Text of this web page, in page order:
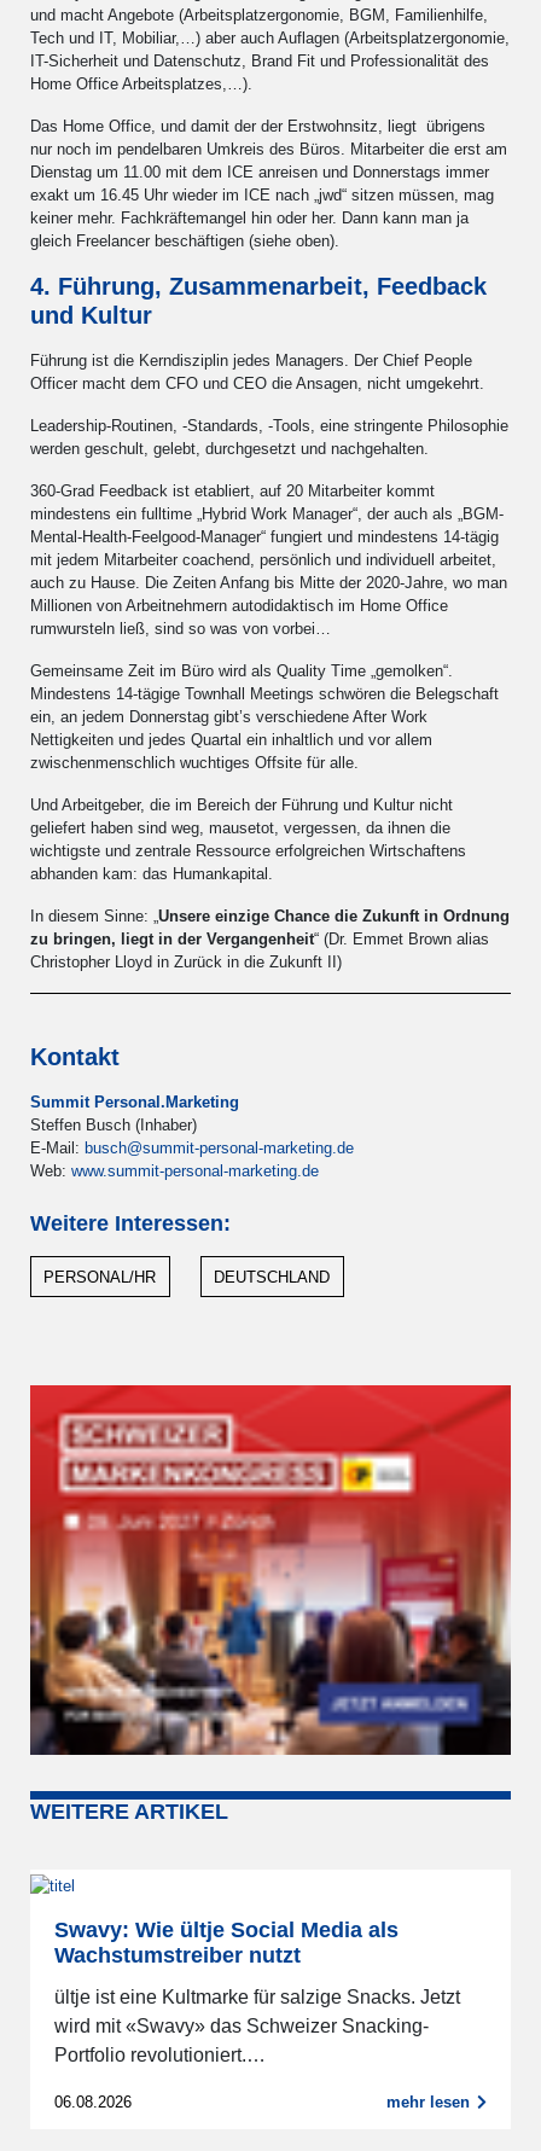
und macht Angebote (Arbeitsplatzergonomie, BGM, Familienhilfe,
Tech und IT, Mobiliar,…) aber auch Auflagen (Arbeitsplatzergonomie,
IT-Sicherheit und Datenschutz, Brand Fit und Professionalität des
Home Office Arbeitsplatzes,…).
Das Home Office, und damit der der Erstwohnsitz, liegt übrigens
nur noch im pendelbaren Umkreis des Büros. Mitarbeiter die erst am
Dienstag um 11.00 mit dem ICE anreisen und Donnerstags immer
exakt um 16.45 Uhr wieder im ICE nach „jwd“ sitzen müssen, mag
keiner mehr. Fachkräftemangel hin oder her. Dann kann man ja
gleich Freelancer beschäftigen (siehe oben).
4. Führung, Zusammenarbeit, Feedback
und Kultur
Führung ist die Kerndisziplin jedes Managers. Der Chief People
Officer macht dem CFO und CEO die Ansagen, nicht umgekehrt.
Leadership-Routinen, -Standards, -Tools, eine stringente Philosophie
werden geschult, gelebt, durchgesetzt und nachgehalten.
360-Grad Feedback ist etabliert, auf 20 Mitarbeiter kommt
mindestens ein fulltime „Hybrid Work Manager“, der auch als „BGM-
Mental-Health-Feelgood-Manager“ fungiert und mindestens 14-tägig
mit jedem Mitarbeiter coachend, persönlich und individuell arbeitet,
auch zu Hause. Die Zeiten Anfang bis Mitte der 2020-Jahre, wo man
Millionen von Arbeitnehmern autodidaktisch im Home Office
rumwursteln ließ, sind so was von vorbei…
Gemeinsame Zeit im Büro wird als Quality Time „gemolken“.
Mindestens 14-tägige Townhall Meetings schwören die Belegschaft
ein, an jedem Donnerstag gibt’s verschiedene After Work
Nettigkeiten und jedes Quartal ein inhaltlich und vor allem
zwischenmenschlich wuchtiges Offsite für alle.
Und Arbeitgeber, die im Bereich der Führung und Kultur nicht
geliefert haben sind weg, mausetot, vergessen, da ihnen die
wichtigste und zentrale Ressource erfolgreichen Wirtschaftens
abhanden kam: das Humankapital.
In diesem Sinne: „Unsere einzige Chance die Zukunft in Ordnung
zu bringen, liegt in der Vergangenheit“ (Dr. Emmet Brown alias
Christopher Lloyd in Zurück in die Zukunft II)
Kontakt
Summit Personal.Marketing
Steffen Busch (Inhaber)
E-Mail: busch@summit-personal-marketing.de
Web: www.summit-personal-marketing.de
Weitere Interessen:
PERSONAL/HR DEUTSCHLAND
WEITERE ARTIKEL
Swavy: Wie ültje Social Media als
Wachstumstreiber nutzt
ültje ist eine Kultmarke für salzige Snacks. Jetzt
wird mit «Swavy» das Schweizer Snacking-
Portfolio revolutioniert.…
06.08.2026 mehr lesen